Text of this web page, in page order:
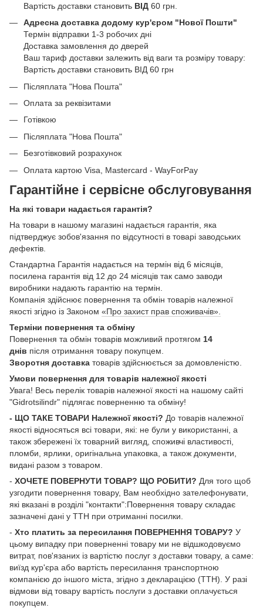
Вартість доставки становить ВІД 60 грн.
Адресна доставка додому кур'єром "Нової Пошти"
Термін відправки 1-3 робочих дні
Доставка замовлення до дверей
Ваш тариф доставки залежить від ваги та розміру товару:
Вартість доставки становить ВІД 60 грн
Післяплата "Нова Пошта"
Оплата за реквізитами
Готівкою
Післяплата "Нова Пошта"
Безготівковий розрахунок
Оплата картою Visa, Mastercard - WayForPay
Гарантійне і сервісне обслуговування
На які товари надається гарантія?
На товари в нашому магазині надається гарантія, яка
підтверджує зобов'язання по відсутності в товарі заводських
дефектів.
Стандартна Гарантія надається на термін від 6 місяців,
посилена гарантія від 12 до 24 місяців так само заводи
виробники надають гарантію на термін.
Компанія здійснює повернення та обмін товарів належної
якості згідно із Законом «Про захист прав споживачів».
Терміни повернення та обміну
Повернення та обмін товарів можливий протягом 14
днів після отримання товару покупцем.
Зворотня доставка товарів здійснюється за домовленістю.
Умови повернення для товарів належної якості
Увага! Весь перелік товарів належної якості на нашому сайті
"Gidrotsilindr" підлягає поверненню та обміну!
- ЩО ТАКЕ ТОВАРИ Належної якості? До товарів належної
якості відносяться всі товари, які: не були у використанні, а
також збережені їх товарний вигляд, споживчі властивості,
пломби, ярлики, оригінальна упаковка, а також документи,
видані разом з товаром.
- ХОЧЕТЕ ПОВЕРНУТИ ТОВАР? ЩО РОБИТИ? Для того щоб
узгодити повернення товару, Вам необхідно зателефонувати,
які вказані в розділі "контакти":Повернення товару складає
зазначені дані у ТТН при отриманні посилки.
- Хто платить за пересилання ПОВЕРНЕННЯ ТОВАРУ? У
цьому випадку при поверненні товару ми не відшкодовуємо
витрат, пов'язаних із вартістю послуг з доставки товару, а саме:
виїзд кур'єра або вартість пересилання транспортною
компанією до іншого міста, згідно з декларацією (ТТН). У разі
відмови від товару вартість послуги з доставки оплачується
покупцем.